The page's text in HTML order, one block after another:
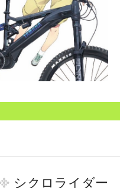
シクロライダー